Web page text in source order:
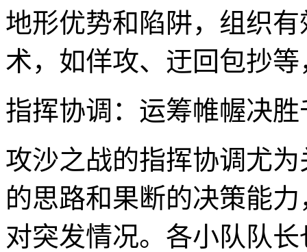
地形优势和陷阱，组织
术，如佯攻、迂回包抄
指挥协调：运筹帷幄决胜
攻沙之战的指挥协调尤
的思路和果断的决策能
对突发情况。各小队队